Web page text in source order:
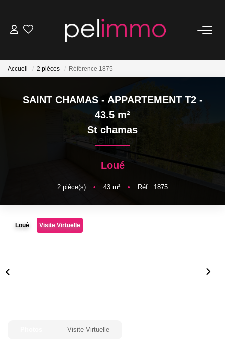
ESTIMATION
Accueil 2 pièces Référence 1875
SAINT CHAMAS - APPARTEMENT T2 -
43.5 m²
St chamas
Loué
2 pièce(s) • 43 m² • Réf : 1875
Loué Visite Virtuelle
Visite Virtuelle